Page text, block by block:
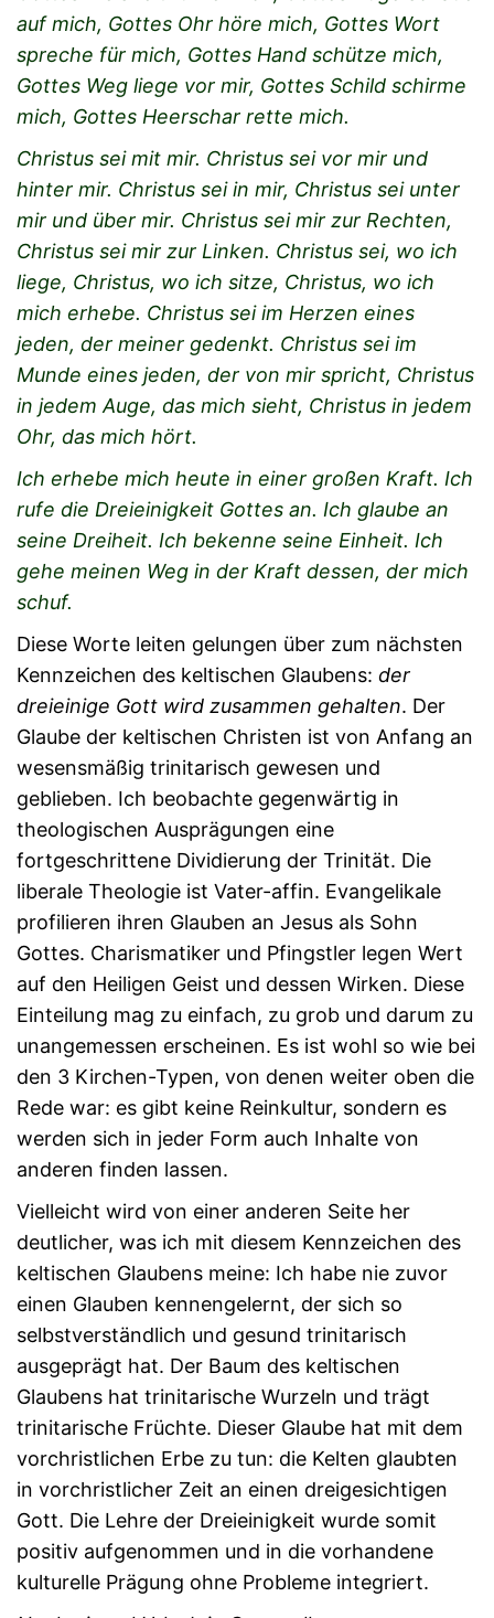
auf mich, Gottes Ohr höre mich, Gottes Wort
spreche für mich, Gottes Hand schütze mich,
Gottes Weg liege vor mir, Gottes Schild schirme
mich, Gottes Heerschar rette mich.
Christus sei mit mir. Christus sei vor mir und
hinter mir. Christus sei in mir, Christus sei unter
mir und über mir. Christus sei mir zur Rechten,
Christus sei mir zur Linken. Christus sei, wo ich
liege, Christus, wo ich sitze, Christus, wo ich
mich erhebe. Christus sei im Herzen eines
jeden, der meiner gedenkt. Christus sei im
Munde eines jeden, der von mir spricht, Christus
in jedem Auge, das mich sieht, Christus in jedem
Ohr, das mich hört.
Ich erhebe mich heute in einer großen Kraft. Ich
rufe die Dreieinigkeit Gottes an. Ich glaube an
seine Dreiheit. Ich bekenne seine Einheit. Ich
gehe meinen Weg in der Kraft dessen, der mich
schuf.
Diese Worte leiten gelungen über zum nächsten
Kennzeichen des keltischen Glaubens: der
dreieinige Gott wird zusammen gehalten. Der
Glaube der keltischen Christen ist von Anfang an
wesensmäßig trinitarisch gewesen und
geblieben. Ich beobachte gegenwärtig in
theologischen Ausprägungen eine
fortgeschrittene Dividierung der Trinität. Die
liberale Theologie ist Vater-affin. Evangelikale
profilieren ihren Glauben an Jesus als Sohn
Gottes. Charismatiker und Pfingstler legen Wert
auf den Heiligen Geist und dessen Wirken. Diese
Einteilung mag zu einfach, zu grob und darum zu
unangemessen erscheinen. Es ist wohl so wie bei
den 3 Kirchen-Typen, von denen weiter oben die
Rede war: es gibt keine Reinkultur, sondern es
werden sich in jeder Form auch Inhalte von
anderen finden lassen.
Vielleicht wird von einer anderen Seite her
deutlicher, was ich mit diesem Kennzeichen des
keltischen Glaubens meine: Ich habe nie zuvor
einen Glauben kennengelernt, der sich so
selbstverständlich und gesund trinitarisch
ausgeprägt hat. Der Baum des keltischen
Glaubens hat trinitarische Wurzeln und trägt
trinitarische Früchte. Dieser Glaube hat mit dem
vorchristlichen Erbe zu tun: die Kelten glaubten
in vorchristlicher Zeit an einen dreigesichtigen
Gott. Die Lehre der Dreieinigkeit wurde somit
positiv aufgenommen und in die vorhandene
kulturelle Prägung ohne Probleme integriert.